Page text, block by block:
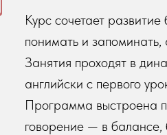
Курс сочетает
понимать и запоминать,
Занятия проходят в
английски с первого
Программа выстроена
говорение — в балансе,